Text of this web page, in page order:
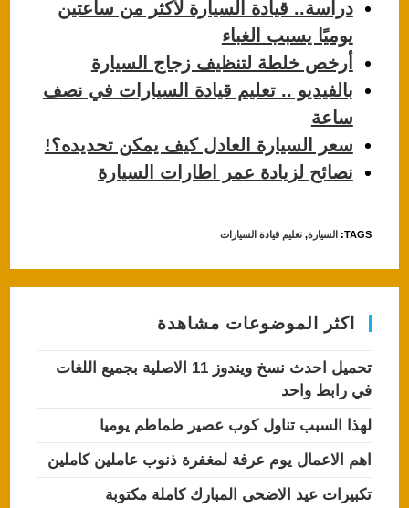
o
k
p
دراسة.. قيادة السيارة لأكثر من ساعتين
يوميًا يسبب الغباء
أرخص خلطة لتنظيف زجاج السيارة
بالفيديو .. تعليم قيادة السيارات في نصف
ساعة
سعر السيارة العادل كيف يمكن تحديده؟!
نصائح لزيادة عمر اطارات السيارة
TAGS
: السيارة, تعليم قيادة السيارات
اكثر الموضوعات مشاهدة
تحميل احدث نسخ ويندوز 11 الاصلية بجميع اللغات
في رابط واحد
لهذا السبب تناول كوب عصير طماطم يوميا
اهم الاعمال يوم عرفة لمغفرة ذنوب عاملين كاملين
تكبيرات عيد الاضحى المبارك كاملة مكتوبة